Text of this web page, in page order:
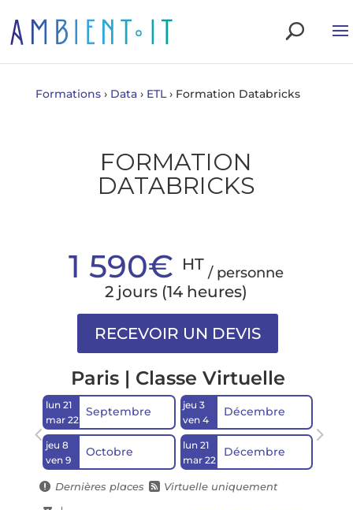
Formations › Data › ETL › Formation Databricks
FORMATION
DATABRICKS
1 590€ HT / personne
2 jours (14 heures)
Paris | Classe Virtuelle
lun 21
mar 22
Septembre
jeu 8
ven 9
Octobre
jeu 3
ven 4
Décembre
lun 21
mar 22
Décembre
 Dernières places  Virtuelle uniquement